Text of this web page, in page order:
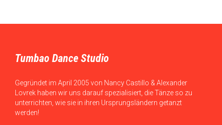
Tumbao Dance Studio
Gegründet im April 2005 von Nancy Castillo & Alexander
Lovrek haben wir uns darauf spezialisiert, die Tänze so zu
unterrichten, wie sie in ihren Ursprungsländern getanzt
werden!